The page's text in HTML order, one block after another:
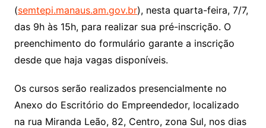
(semtepi.manaus.am.gov.br), nesta quarta-feira, 7/7,
das 9h às 15h, para realizar sua pré-inscrição. O
preenchimento do formulário garante a inscrição
desde que haja vagas disponíveis.
Os cursos serão realizados presencialmente no
Anexo do Escritório do Empreendedor, localizado
na rua Miranda Leão, 82, Centro, zona Sul, nos dias